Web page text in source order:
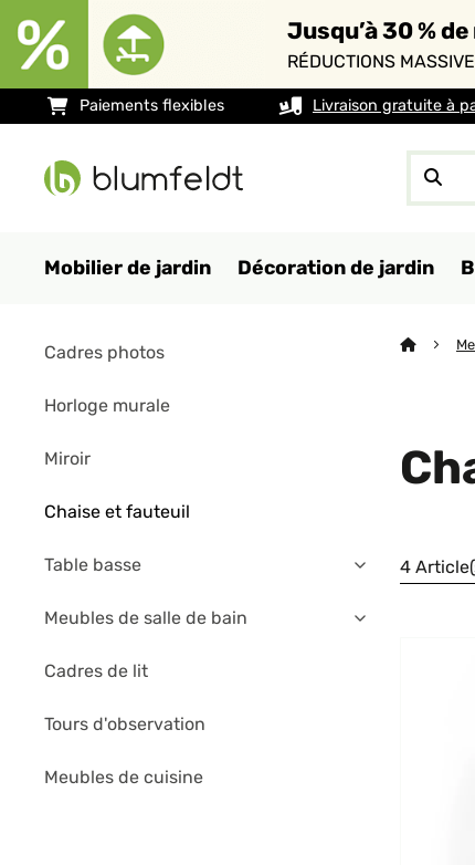
Jusqu’à 30 %
RÉDUCTIONS
Paiements flexibles Livraison gratuite à
Mobilier de jardin Décoration de jardin
Cadres photos
Horloge murale
Miroir
Chaise et fauteuil
Table basse
Meubles de salle de bain
Cadres de lit
Tours d'observation
Meubles de cuisine
4